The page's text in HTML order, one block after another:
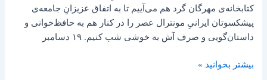
کتابخانه‌ی مهرگان گرد هم می‌آییم تا به اتفاق عزیزانِ جامعه‌ی
پیشکسوتان ایرانیِ مونترال عصر را در کنار هم به حافظ‌خوانی و
داستان‌گویی و صرف آش به خوشی شب کنیم. ۱۹ دسامبر
بیشتر بخوانید »